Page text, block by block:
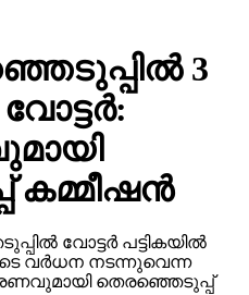
3
കമ്മീഷന്‍
വോട്ടര്‍ പട്ടികയില്‍
വര്‍ധന നടന്നുവെന്ന
തെരഞ്ഞെടുപ്പ്